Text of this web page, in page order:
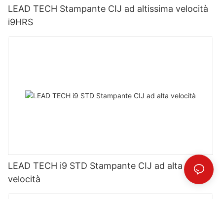
LEAD TECH Stampante CIJ ad altissima velocità
i9HRS
LEAD TECH i9 STD Stampante CIJ ad alta
velocità